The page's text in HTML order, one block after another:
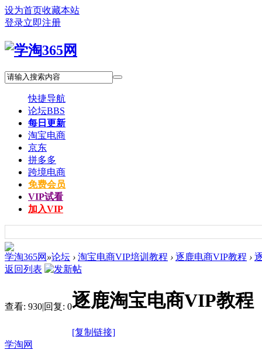
设为首页收藏本站
登录立即注册
快捷导航
论坛BBS
每日更新
淘宝电商
京东
拼多多
跨境电商
免费会员
VIP试看
加入VIP
学淘365网 »论坛 › 淘宝电商VIP培训教程 › 逐鹿电商VIP教程 ›
返回列表
查看: 930|回复: 0逐鹿淘宝电商VIP教程
[复制链接]
学淘网